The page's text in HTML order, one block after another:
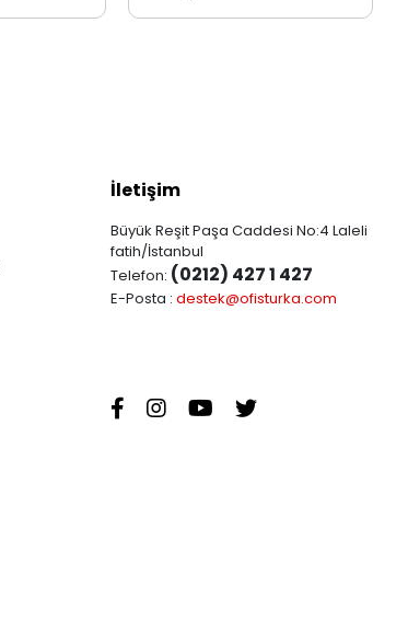
İletişim
Büyük Reşit Paşa Caddesi No:4 Laleli
fatih/İstanbul
Telefon: (0212) 427 1 427
E-Posta : destek@ofisturka.com